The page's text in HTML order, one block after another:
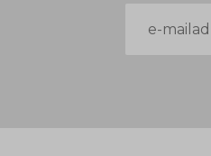
mailadres